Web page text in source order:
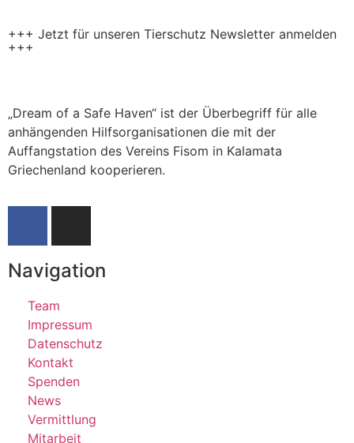
+++ Jetzt für unseren Tierschutz Newsletter anmelden
+++
„Dream of a Safe Haven“ ist der Überbegriff für alle
anhängenden Hilfsorganisationen die mit der
Auffangstation des Vereins Fisom in Kalamata
Griechenland kooperieren.
Navigation
Team
Impressum
Datenschutz
Kontakt
Spenden
News
Vermittlung
Mitarbeit